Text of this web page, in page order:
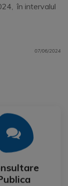
în intervalul
07/06/2024
Publica
Mai Mult